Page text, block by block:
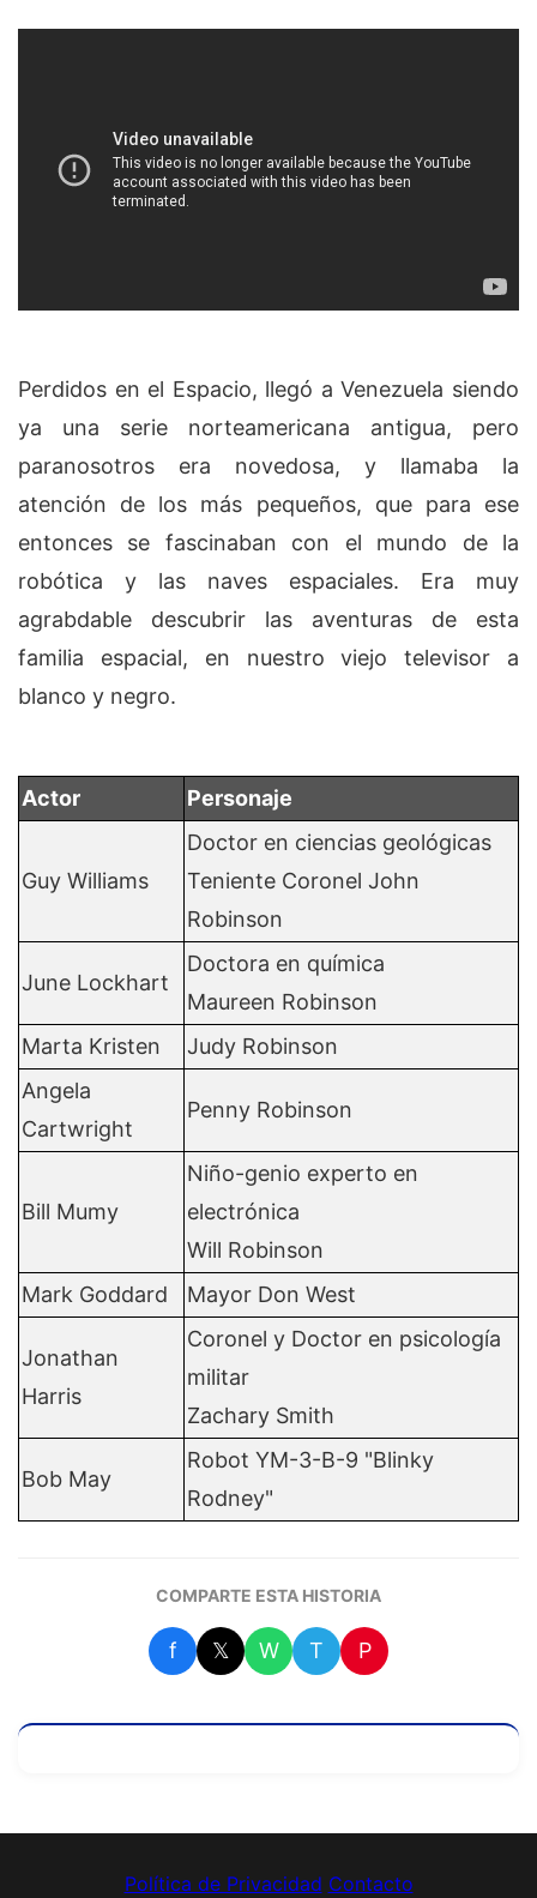
Perdidos en el Espacio, llegó a Venezuela siendo
ya una serie norteamericana antigua, pero
paranosotros era novedosa, y llamaba la
atención de los más pequeños, que para ese
entonces se fascinaban con el mundo de la
robótica y las naves espaciales. Era muy
agrabdable descubrir las aventuras de esta
familia espacial, en nuestro viejo televisor a
blanco y negro.
Actor Personaje
Guy Williams
Doctor en ciencias geológicas
Teniente Coronel John
Robinson
June Lockhart
Doctora en química
Maureen Robinson
Marta Kristen
Judy Robinson
Angela
Cartwright
Penny Robinson
Bill Mumy
Niño-genio experto en
electrónica
Will Robinson
Mark Goddard
Mayor Don West
Jonathan
Harris
Coronel y Doctor en psicología
militar
Zachary Smith
Bob May
Robot YM-3-B-9 "Blinky
Rodney"
COMPARTE ESTA HISTORIA
f 𝕏 W T P
Política de Privacidad Contacto